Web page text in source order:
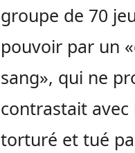
groupe de 70
pouvoir par un
sang», qui ne
contrastait
torturé et tué